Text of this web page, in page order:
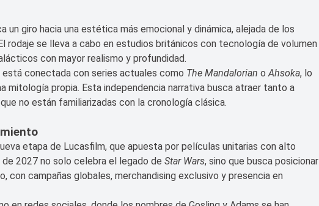
un giro hacia una estética más emocional y dinámica, alejada de los
rodaje se lleva a cabo en estudios británicos con tecnología de volumen
con mayor realismo y profundidad.
conectada con series actuales como The Mandalorian oAhsoka, lo
mitología propia. Esta independencia narrativa busca atraer tanto a
no están familiarizadas con la cronología clásica.
etapa de Lucasfilm, que apuesta por películas unitarias con alto
2027 no solo celebra el legado de Star Wars, sino que busca posicionar
con campañas globales, merchandising exclusivo y presencia en